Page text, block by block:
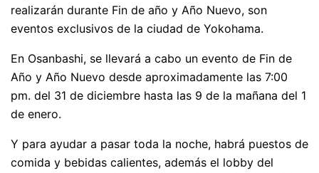
realizarán durante Fin de año y Año Nuevo, son
eventos exclusivos de la ciudad de Yokohama.
En Osanbashi, se llevará a cabo un evento de Fin de
Año y Año Nuevo desde aproximadamente las 7:00
pm. del 31 de diciembre hasta las 9 de la mañana del 1
de enero.
Y para ayudar a pasar toda la noche, habrá puestos de
comida y bebidas calientes, además el lobby del